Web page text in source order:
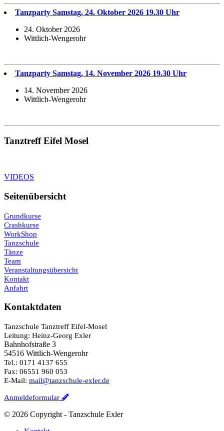
Tanzparty Samstag, 24. Oktober 2026 19.30 Uhr
24. Oktober 2026
Wittlich-Wengerohr
Tanzparty Samstag, 14. November 2026 19.30 Uhr
14. November 2026
Wittlich-Wengerohr
Tanztreff Eifel Mosel
VIDEOS
Seitenübersicht
Grundkurse
Crashkurse
WorkShop
Tanzschule
Tänze
Team
Veranstaltungsübersicht
Kontakt
Anfahrt
Kontaktdaten
Tanzschule Tanztreff Eifel-Mosel
Leitung: Heinz-Georg Exler
Bahnhofstraße 3
54516 Wittlich-Wengerohr
Tel.: 0171 4137 655
Fax: 06551 960 053
E-Mail: mail@tanzschule-exler.de
Anmeldeformular
© 2026 Copyright - Tanzschule Exler